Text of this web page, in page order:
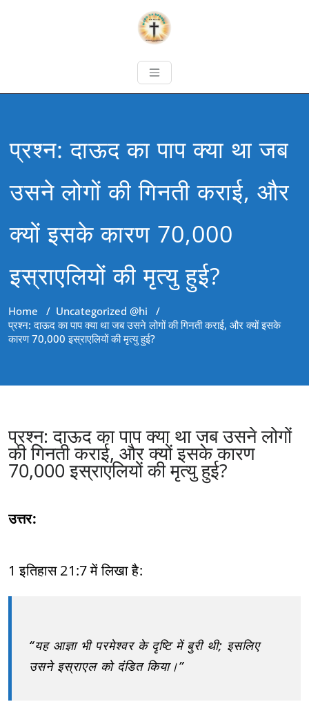
प्रश्न: दाऊद का पाप क्या था जब
उसने लोगों की गिनती कराई, और
क्यों इसके कारण 70,000
इस्राएलियों की मृत्यु हुई?
Home / Uncategorized @hi /
प्रश्न: दाऊद का पाप क्या था जब उसने लोगों की गिनती कराई, और क्यों इसके
कारण 70,000 इस्राएलियों की मृत्यु हुई?
प्रश्न: दाऊद का पाप क्या था जब उसने लोगों
की गिनती कराई, और क्यों इसके कारण
70,000 इस्राएलियों की मृत्यु हुई?
उत्तर:
1 इतिहास 21:7 में लिखा है:
“यह आज्ञा भी परमेश्वर के दृष्टि में बुरी थी; इसलिए
उसने इस्राएल को दंडित किया।”